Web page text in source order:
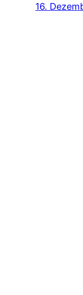
16.